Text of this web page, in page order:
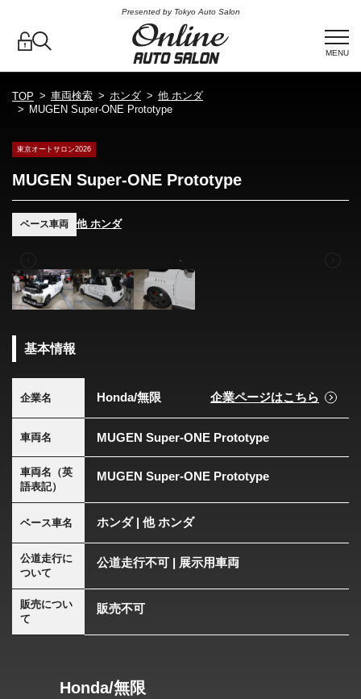
Presented by Tokyo Auto Salon
MENU
TOP 車両検索 ホンダ
他 ホンダ
MUGEN Super-ONE Prototype
東京オートサロン2026
MUGEN Super-ONE Prototype
ベース車両 他 ホンダ
基本情報
企業名 Honda/無限 企業ページはこちら
車両名 MUGEN Super-ONE Prototype
車両名（英
語表記）
MUGEN Super-ONE Prototype
ベース車名 ホンダ | 他 ホンダ
公道走行に
ついて
公道走行不可 | 展示用車両
販売につい
て
販売不可
Honda/無限